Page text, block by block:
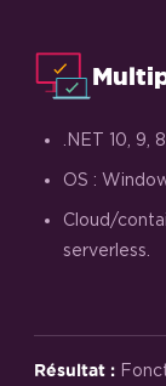
.NET 10, 9,
OS :
Cloud/
serverless.
Résultat :